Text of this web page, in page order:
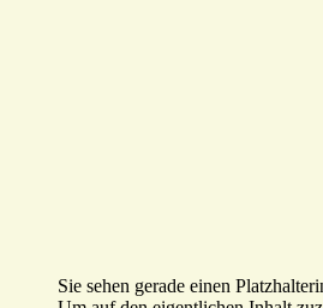
Sie sehen gerade einen